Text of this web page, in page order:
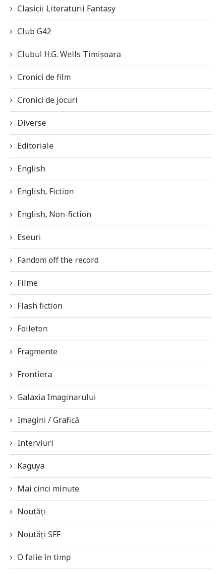
Clasicii Literaturii Fantasy
Club G42
Clubul H.G. Wells Timișoara
Cronici de film
Cronici de jocuri
Diverse
Editoriale
English
English, Fiction
English, Non-fiction
Eseuri
Fandom off the record
Filme
Flash fiction
Foileton
Fragmente
Frontiera
Galaxia Imaginarului
Imagini / Grafică
Interviuri
Kaguya
Mai cinci minute
Noutăți
Noutăți SFF
O falie în timp